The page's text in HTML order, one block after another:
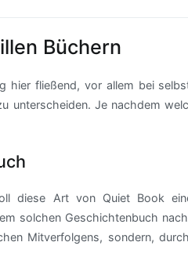
Büchern
hier fließend, vor allem bei
unterscheiden. Je nachdem
diese Art von Quiet Book
solchen Geschichtenbuch
Mitverfolgens, sondern,